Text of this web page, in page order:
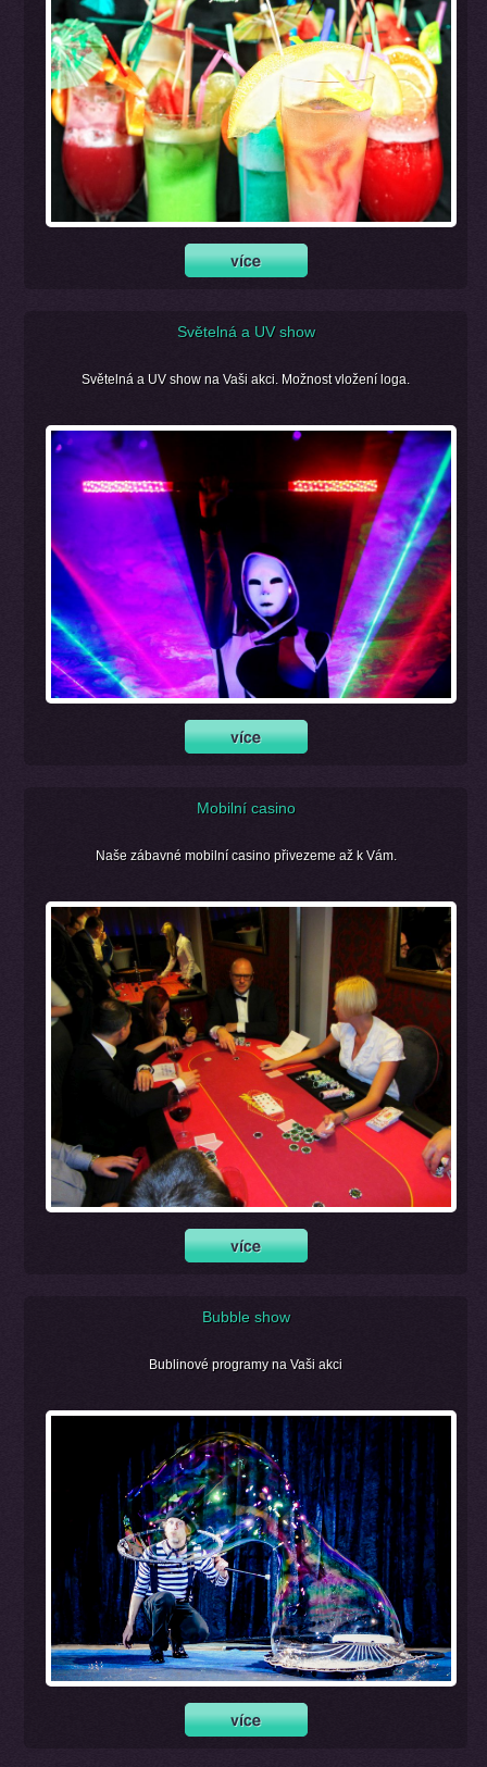
Světelná a UV show
Světelná a UV show na Vaši akci. Možnost vložení loga.
Mobilní casino
Naše zábavné mobilní casino přivezeme až k Vám.
Bubble show
Bublinové programy na Vaši akci